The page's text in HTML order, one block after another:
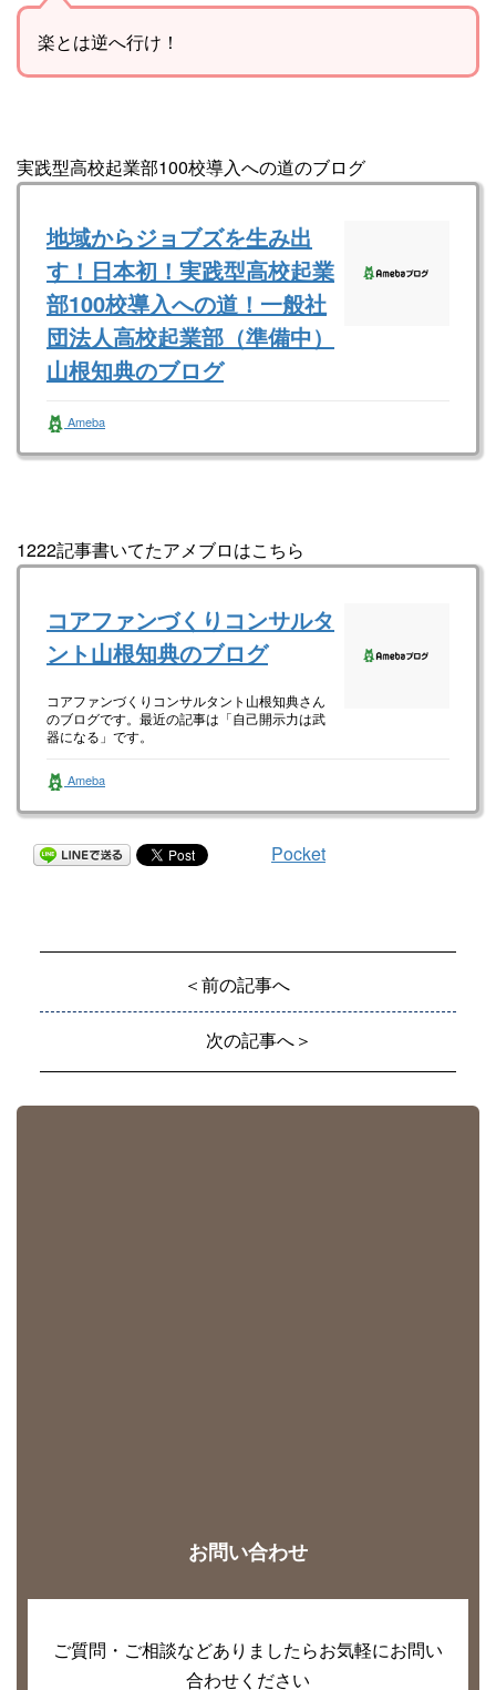
楽とは逆へ行け！
実践型高校起業部100校導入への道のブログ
地域からジョブズを生み出
す！日本初！実践型高校起業
部100校導入への道！一般社
団法人高校起業部（準備中）
山根知典のブログ
一般社団法人全国高校起業部（準備中） 山根
知典さんのブログです。最近の記事は「ゴール
は常に確認せよ！（画像あり）」です。
Ameba
1222記事書いてたアメブロはこちら
コアファンづくりコンサルタ
ント山根知典のブログ
コアファンづくりコンサルタント山根知典さん
のブログです。最近の記事は「自己開示力は武
器になる」です。
Ameba
Pocket
＜前の記事へ
次の記事へ＞
お問い合わせ
ご質問・ご相談などありましたらお気軽にお問い
合わせください